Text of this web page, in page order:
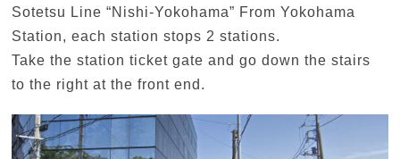
Sotetsu Line “Nishi-Yokohama” From Yokohama
Station, each station stops 2 stations.
Take the station ticket gate and go down the stairs
to the right at the front end.